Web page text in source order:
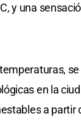
y una
en la
a partir